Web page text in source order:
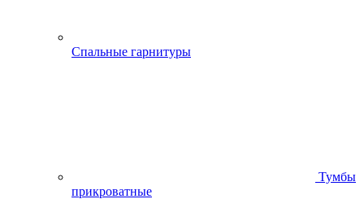
Спальные гарнитуры
Тумбы
прикроватные